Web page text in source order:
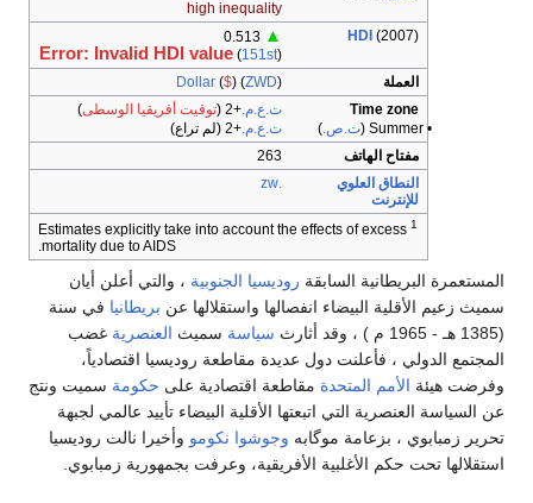
high inequality
HDI (2007)
▲
0.513
Error: Invalid HDI value(151st)
العملة
Dollar($) (ZWD)
Time zone
ت.ع.م.+2
(توقيت أفريقيا الوسطى)
• Summer (
ت.ص.) ت.ع.م.+2
(لم تراع)
مفتاح الهاتف
263
النطاق العلوي
للإنترنت
.zw
1
Estimates explicitly take into account the effects of excess
mortality due to AIDS.
المستعمرة البريطانية السابقة روديسيا الجنوبية ، والتي أعلن أيان
سميث زعيم الأقلية البيضاء انفصالها واستقلالها عن بريطانيا في سنة
(1385 هـ - 1965 م ) ، وقد أثارث
سياسة سميث العنصرية غضب
المجتمع الدولي ، فأعلنت دول عديدة مقاطعة روديسيا اقتصادياً،
وفرضت هيئة الأمم المتحدة مقاطعة اقتصادية على حكومة سميت ونتج
عن السياسة العنصرية التي اتبعتها الأقلية البيضاء تأييد عالمي لجبهة
تحرير زمبابوي ، بزعامة موگابه وجوشوا نكومو وأخيرا نالت روديسيا
استقلالها تحت حكم الأغلبية الأفريقية، وعرفت بجمهورية زمبابوي.